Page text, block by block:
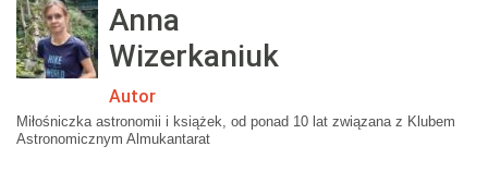
Anna
Wizerkaniuk
Autor
Miłośniczka astronomii i książek, od ponad 10 lat związana z Klubem
Astronomicznym Almukantarat